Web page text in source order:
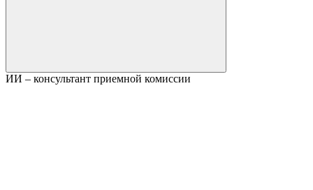
ИИ – консультант приемной комиссии